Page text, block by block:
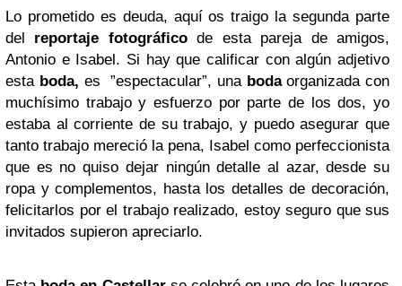
Lo prometido es deuda, aquí os traigo la segunda parte
del reportaje fotográficode esta pareja de amigos,
Antonio e Isabel. Si hay que calificar con algún adjetivo
esta boda, es ”espectacular”, una bodaorganizada con
muchísimo trabajo y esfuerzo por parte de los dos, yo
estaba al corriente de su trabajo, y puedo asegurar que
tanto trabajo mereció la pena, Isabel como perfeccionista
que es no quiso dejar ningún detalle al azar, desde su
ropa y complementos, hasta los detalles de decoración,
felicitarlos por el trabajo realizado, estoy seguro que sus
invitados supieron apreciarlo.